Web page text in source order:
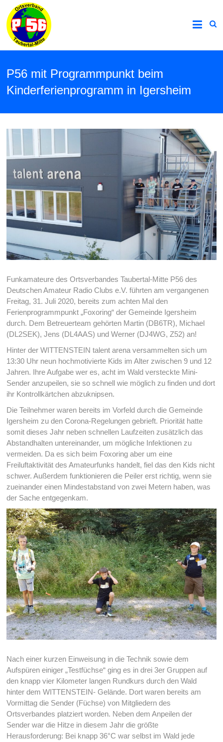
P56 mit Programmpunkt beim
Kinderferienprogramm in Igersheim
Funkamateure des Ortsverbandes Taubertal-Mitte P56 des
Deutschen Amateur Radio Clubs e.V. führten am vergangenen
Freitag, 31. Juli 2020, bereits zum achten Mal den
Ferienprogrammpunkt „Foxoring“ der Gemeinde Igersheim
durch. Dem Betreuerteam gehörten Martin (DB6TR), Michael
(DL2SEK), Jens (DL4AAS) und Werner (DJ4WG, Z52) an!
Hinter der WITTENSTEIN talent arena versammelten sich um
13:30 Uhr neun hochmotivierte Kids im Alter zwischen 9 und 12
Jahren. Ihre Aufgabe wer es, acht im Wald versteckte Mini-
Sender anzupeilen, sie so schnell wie möglich zu finden und dort
ihr Kontrollkärtchen abzuknipsen.
Die Teilnehmer waren bereits im Vorfeld durch die Gemeinde
Igersheim zu den Corona-Regelungen gebrieft. Priorität hatte
somit dieses Jahr neben schnellen Laufzeiten zusätzlich das
Abstandhalten untereinander, um mögliche Infektionen zu
vermeiden. Da es sich beim Foxoring aber um eine
Freiluftaktivität des Amateurfunks handelt, fiel das den Kids nicht
schwer. Außerdem funktionieren die Peiler erst richtig, wenn sie
zueinander einen Mindestabstand von zwei Metern haben, was
der Sache entgegenkam.
Nach einer kurzen Einweisung in die Technik sowie dem
Aufspüren einiger „Testfüchse“ ging es in drei 3er Gruppen auf
den knapp vier Kilometer langen Rundkurs durch den Wald
hinter dem WITTENSTEIN- Gelände. Dort waren bereits am
Vormittag die Sender (Füchse) von Mitgliedern des
Ortsverbandes platziert worden. Neben dem Anpeilen der
Sender war die Hitze in diesem Jahr die größte
Herausforderung: Bei knapp 36°C war selbst im Wald jede